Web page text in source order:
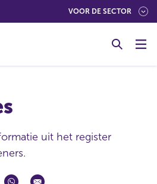
VOOR DE SECTOR
uit het register